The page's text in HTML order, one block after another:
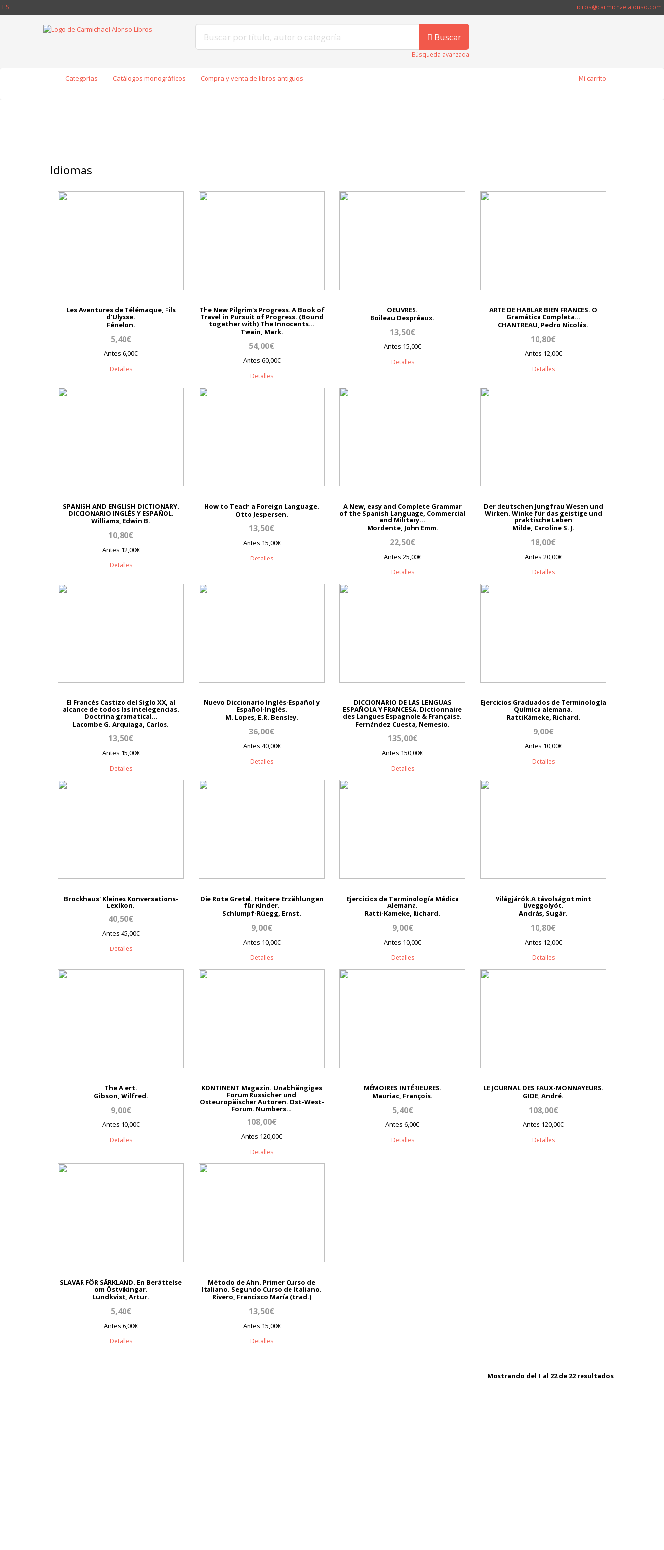
ES libros@carmichaelalonso.com
Buscar
Búsqueda avanzada
Categorías Catálogos monográficos Compra y venta de libros antiguos Mi carrito
Idiomas
Les Aventures de Télémaque, Fils
d'Ulysse.
Fénelon.
5,40€
Antes 6,00€
Detalles
The New Pilgrim's Progress. A Book of
Travel in Pursuit of Progress. (Bound
together with) The Innocents...
Twain, Mark.
54,00€
Antes 60,00€
Detalles
OEUVRES.
Boileau Despréaux.
13,50€
Antes 15,00€
Detalles
ARTE DE HABLAR BIEN FRANCES. O
Gramática Completa...
CHANTREAU, Pedro Nicolás.
10,80€
Antes 12,00€
Detalles
SPANISH AND ENGLISH DICTIONARY.
DICCIONARIO INGLÉS Y ESPAÑOL.
Williams, Edwin B.
10,80€
Antes 12,00€
Detalles
How to Teach a Foreign Language.
Otto Jespersen.
13,50€
Antes 15,00€
Detalles
A New, easy and Complete Grammar
of the Spanish Language, Commercial
and Military...
Mordente, John Emm.
22,50€
Antes 25,00€
Detalles
Der deutschen Jungfrau Wesen und
Wirken. Winke für das geistige und
praktische Leben
Milde, Caroline S. J.
18,00€
Antes 20,00€
Detalles
El Francés Castizo del Siglo XX, al
alcance de todos las intelegencias.
Doctrina gramatical...
Lacombe G. Arquiaga, Carlos.
13,50€
Antes 15,00€
Detalles
Nuevo Diccionario Inglés-Español y
Español-Inglés.
M. Lopes, E.R. Bensley.
36,00€
Antes 40,00€
Detalles
DICCIONARIO DE LAS LENGUAS
ESPAÑOLA Y FRANCESA. Dictionnaire
des Langues Espagnole & Française.
Fernández Cuesta, Nemesio.
135,00€
Antes 150,00€
Detalles
Ejercicios Graduados de Terminología
Química alemana.
RattiKámeke, Richard.
9,00€
Antes 10,00€
Detalles
Brockhaus' Kleines Konversations-
Lexikon.
40,50€
Antes 45,00€
Detalles
Die Rote Gretel. Heitere Erzählungen
für Kinder.
Schlumpf-Rüegg, Ernst.
9,00€
Antes 10,00€
Detalles
Ejercicios de Terminología Médica
Alemana.
Ratti-Kameke, Richard.
9,00€
Antes 10,00€
Detalles
Világjárók.A távolságot mint
üveggolyót.
András, Sugár.
10,80€
Antes 12,00€
Detalles
The Alert.
Gibson, Wilfred.
9,00€
Antes 10,00€
Detalles
KONTINENT Magazin. Unabhängiges
Forum Russicher und
Osteuropäischer Autoren. Ost-West-
Forum. Numbers...
108,00€
Antes 120,00€
Detalles
MÉMOIRES INTÉRIEURES.
Mauriac, François.
5,40€
Antes 6,00€
Detalles
LE JOURNAL DES FAUX-MONNAYEURS.
GIDE, André.
108,00€
Antes 120,00€
Detalles
SLAVAR FÖR SÄRKLAND. En Berättelse
om Östvikingar.
Lundkvist, Artur.
5,40€
Antes 6,00€
Detalles
Método de Ahn. Primer Curso de
Italiano. Segundo Curso de Italiano.
Rivero, Francisco María (trad.)
13,50€
Antes 15,00€
Detalles
Mostrando del 1 al 22 de 22 resultados